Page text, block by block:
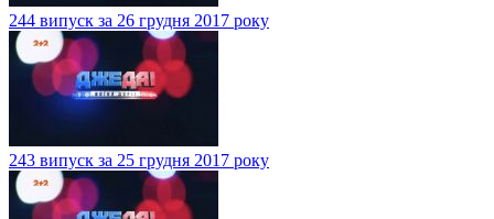
244 випуск за 26 грудня 2017 року
243 випуск за 25 грудня 2017 року